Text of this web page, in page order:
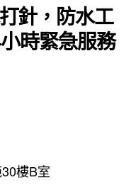
針，防水工
時緊急服務
樓B室